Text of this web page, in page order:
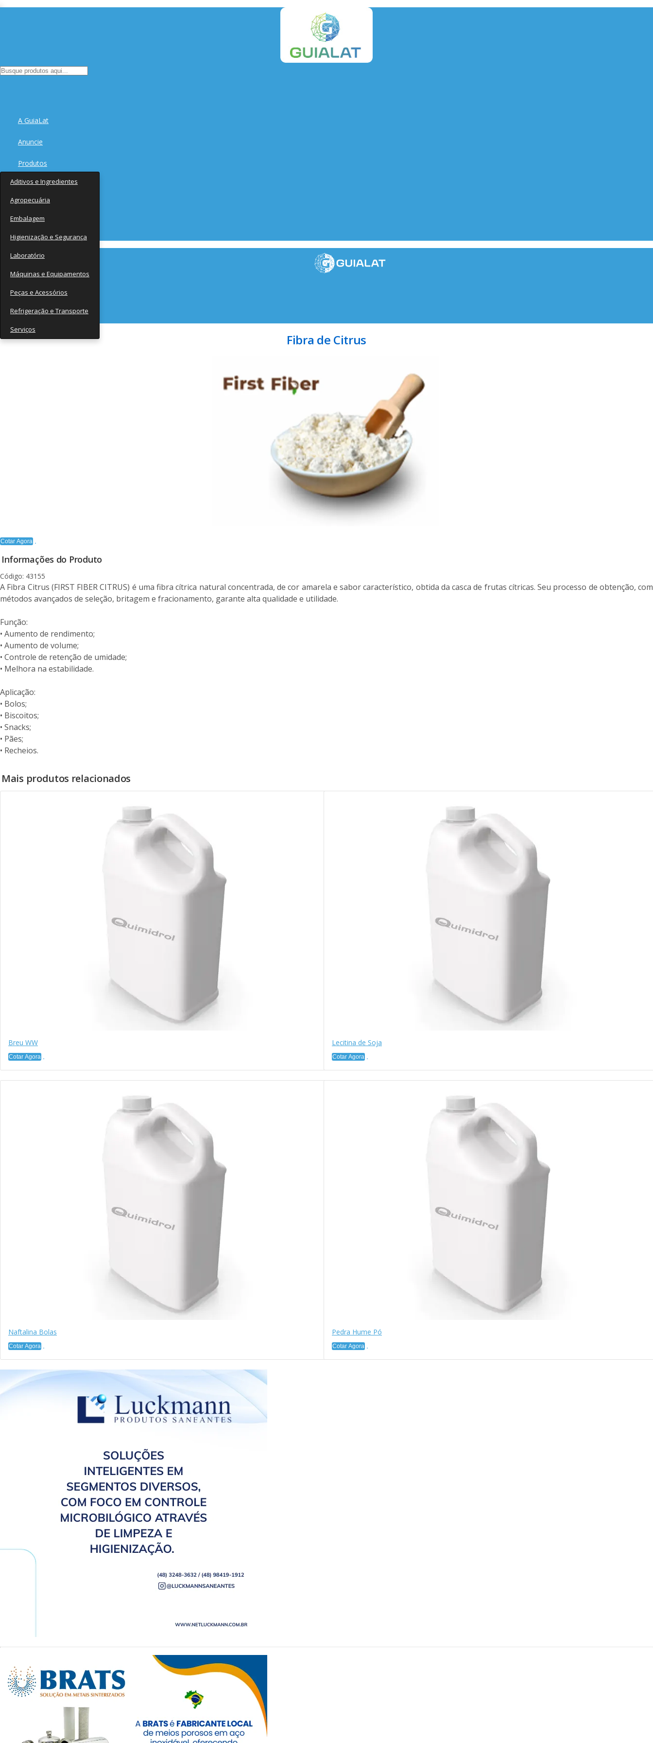
A GuiaLat
Anuncie
Produtos
Aditivos e Ingredientes
Agropecuária
Embalagem
Higienização e Segurança
Laboratório
Máquinas e Equipamentos
Peças e Acessórios
Refrigeração e Transporte
Serviços
Fornecedores
Notícias
Fibra de Citrus
Cotar Agora
Informações do Produto
Código: 43155
A Fibra Citrus (FIRST FIBER CITRUS) é uma fibra cítrica natural concentrada, de cor amarela e sabor característico, obtida da casca de frutas cítricas. Seu processo de obtenção, com
métodos avançados de seleção, britagem e fracionamento, garante alta qualidade e utilidade.
Função:
• Aumento de rendimento;
• Aumento de volume;
• Controle de retenção de umidade;
• Melhora na estabilidade.
Aplicação:
• Bolos;
• Biscoitos;
• Snacks;
• Pães;
• Recheios.
Mais produtos relacionados
Breu WW
Cotar Agora
Lecitina de Soja
Cotar Agora
Naftalina Bolas
Cotar Agora
Pedra Hume Pó
Cotar Agora